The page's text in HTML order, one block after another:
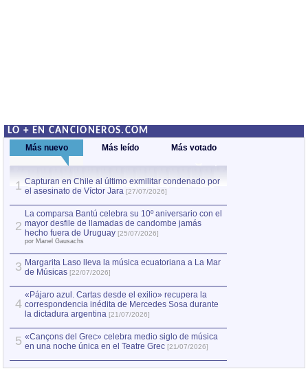
LO + EN CANCIONEROS.COM
Más nuevo Más leído Más votado
1 Capturan en Chile al último exmilitar condenado por
el asesinato de Víctor Jara [27/07/2026]
2
La comparsa Bantú celebra su 10º aniversario con el
mayor desfile de llamadas de candombe jamás
hecho fuera de Uruguay [25/07/2026]
por Manel Gausachs
3 Margarita Laso lleva la música ecuatoriana a La Mar
de Músicas [22/07/2026]
4
«Pájaro azul. Cartas desde el exilio» recupera la
correspondencia inédita de Mercedes Sosa durante
la dictadura argentina [21/07/2026]
5 «Cançons del Grec» celebra medio siglo de música
en una noche única en el Teatre Grec [21/07/2026]